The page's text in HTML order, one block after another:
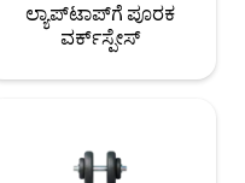
ಲ್ಯಾಪ್‌ಟಾಪ್‌ಗೆ ಪೂರಕ
ವರ್ಕ್‌ಸ್ಪೇಸ್